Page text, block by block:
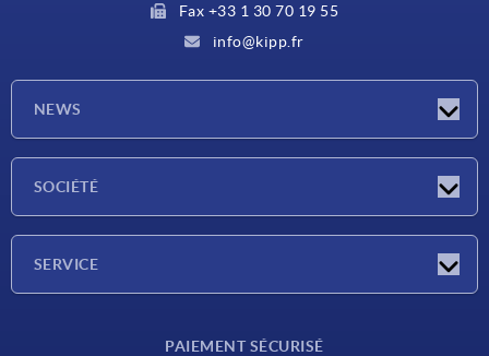
Fax +33 1 30 70 19 55
info@kipp.fr
NEWS
SOCIÉTÉ
SERVICE
PAIEMENT SÉCURISÉ